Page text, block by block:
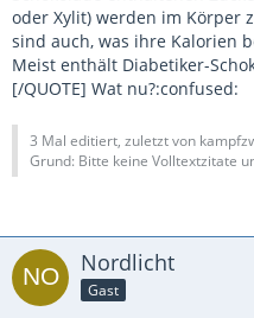
oder Xylit) werden im Körper
sind auch, was ihre Kalorien
Meist enthält Diabetiker-
[/QUOTE] Wat nu?:confused:
3 Mal editiert, zuletzt von
Grund: Bitte keine Volltextzitate
Nordlicht
Gast